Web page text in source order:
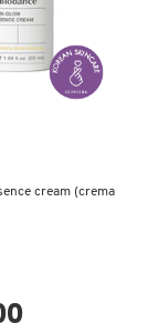
RÁPIDA
cream (crema